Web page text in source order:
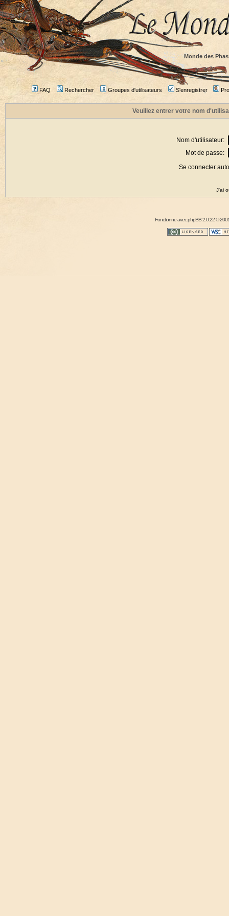
Monde des
FAQ Rechercher Groupes d'utilisateurs S'enregistrer
Veuillez entrer votre nom
Nom d'utilisateur:
Mot de passe:
Se connecter
J'ai
Fonctionne avecphpBB2.0.22 ©